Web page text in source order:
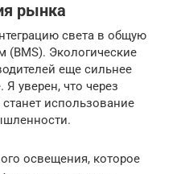
рынка
света в общую
(BMS). Экологические
еще сильнее
Я уверен, что через
использование
освещения, которое